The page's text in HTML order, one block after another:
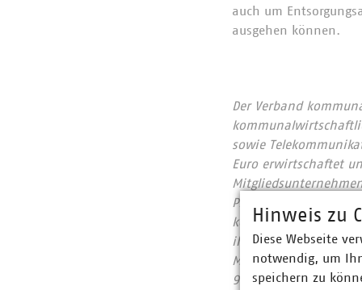
auch um
ausgehen können.
Der Verband
sowie
Euro erwirtschaftet
Prozent, Gas 60
kommunale
ihrer CO2-
957 Millionen Euro.
Hinweis zu
Diese Webseite
notwendig, um
speichern zu